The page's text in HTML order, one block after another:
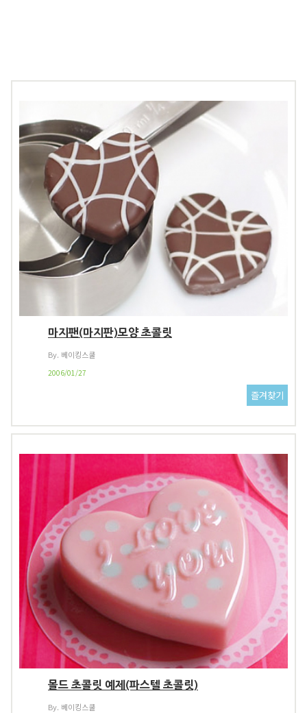
마지팬(마지판)모양 초콜릿
By. 베이킹스쿨
2006/01/27
몰드 초콜릿 예제(파스텔 초콜릿)
By. 베이킹스쿨